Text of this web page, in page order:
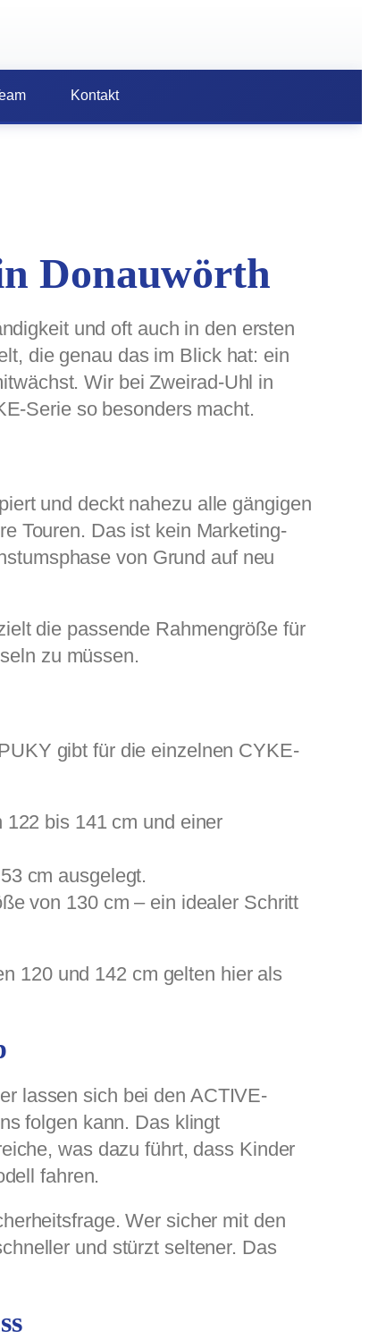
Kontakt
Donauwörth
und oft auch in den ersten
die genau das im Blick hat: ein
Wir bei Zweirad-Uhl in
Serie so besonders macht.
und deckt nahezu alle gängigen
Touren. Das ist kein Marketing-
von Grund auf neu
die passende Rahmengröße für
zu müssen.
gibt für die einzelnen CYKE-
bis 141 cm und einer
cm ausgelegt.
von 130 cm – ein idealer Schritt
120 und 142 cm gelten hier als
lassen sich bei den ACTIVE-
folgen kann. Das klingt
was dazu führt, dass Kinder
fahren.
Wer sicher mit den
und stürzt seltener. Das